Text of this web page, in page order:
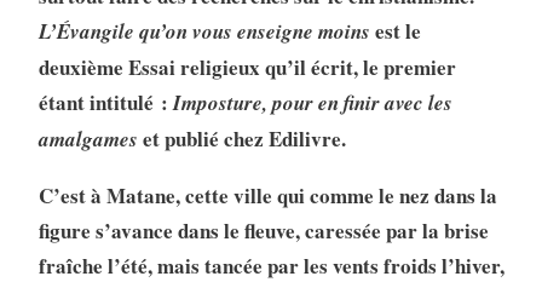
L’Évangile qu’on vous enseigne moins est le
deuxième Essai religieux qu’il écrit, le premier
étant intitulé :Imposture, pour en finir avec les
amalgames et publié chez Edilivre.
C’est à Matane, cette ville qui comme le nez dans la
figure s’avance dans le fleuve, caressée par la brise
fraîche l’été, mais tancée par les vents froids l’hiver,